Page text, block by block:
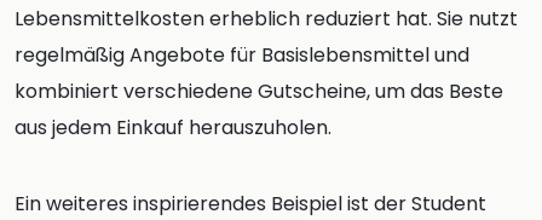
Lebensmittelkosten erheblich reduziert hat. Sie nutzt
regelmäßig Angebote für Basislebensmittel und
kombiniert verschiedene Gutscheine, um das Beste
aus jedem Einkauf herauszuholen.
Ein weiteres inspirierendes Beispiel ist der Student